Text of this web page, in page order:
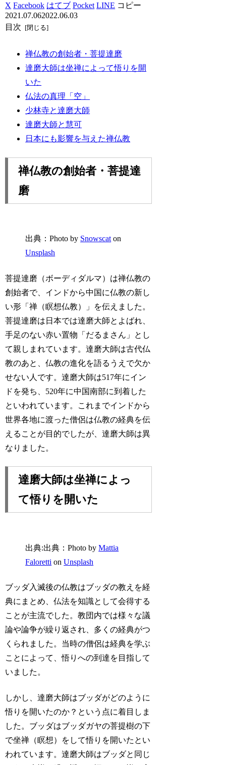
X Facebook はてブ Pocket LINE コピー
2021.07.062022.06.03
目次
禅仏教の創始者・菩提達磨
達磨大師は坐禅によって悟りを開
いた
仏法の真理「空」
少林寺と達磨大師
達磨大師と慧可
日本にも影響を与えた禅仏教
禅仏教の創始者・菩提達
磨
出典：Photo by Snowscat on
Unsplash
菩提達磨（ボーディダルマ）は禅仏教の
創始者で、インドから中国に仏教の新し
い形「禅（瞑想仏教）」を伝えました。
菩提達磨は日本では達磨大師とよばれ、
手足のない赤い置物「だるまさん」とし
て親しまれています。達磨大師は古代仏
教のあと、仏教の進化を語るうえで欠か
せない人です。達磨大師は517年にイン
ドを発ち、520年に中国南部に到着した
といわれています。これまでインドから
世界各地に渡った僧侶は仏教の経典を伝
えることが目的でしたが、達磨大師は異
なりました。
達磨大師は坐禅によっ
て悟りを開いた
出典:出典：Photo byMattia
Faloretti onUnsplash
ブッダ入滅後の仏教はブッダの教えを経
典にまとめ、仏法を知識として会得する
ことが主流でした。教団内では様々な議
論や論争が繰り返され、多くの経典がつ
くられました。当時の僧侶は経典を学ぶ
ことによって、悟りへの到達を目指して
いました。
しかし、達磨大師はブッダがどのように
悟りを開いたのか？という点に着目しま
した。ブッダはブッダガヤの菩提樹の下
で坐禅（瞑想）をして悟りを開いたとい
われています。達磨大師はブッダと同じ